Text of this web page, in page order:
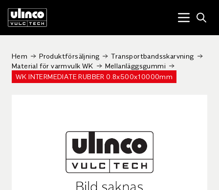
Menu
Hem Produktförsäljning
Transportbandsskarvning
Material för varmvulk WK
Mellanläggsgummi
WK INTERMEDIATE RUBBER 0.8x500x10000mm